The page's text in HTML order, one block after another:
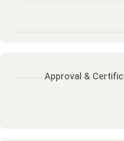
Approval &